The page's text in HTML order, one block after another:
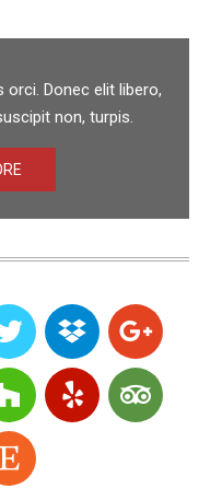
Donec elit libero,
non, turpis.